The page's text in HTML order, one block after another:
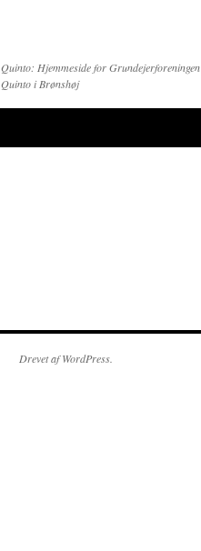
Quinto: Hjemmeside for Grundejerforeningen
Quinto i Brønshøj
Drevet af WordPress.